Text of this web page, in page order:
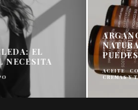
EL
NECESITA
ACEITE
CREMAS Y